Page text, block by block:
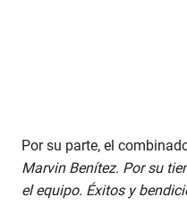
Por su parte, el
Marvin Benítez. Por su
el equipo. Éxitos y